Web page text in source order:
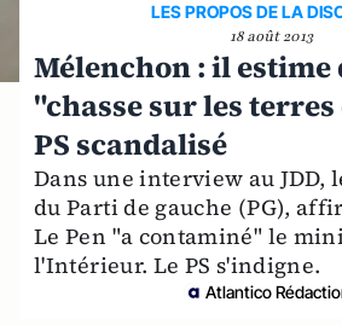
LES PROPOS DE LA
18 août 2013
Mélenchon : il estime
"chasse sur les terres
PS scandalisé
Dans une interview au JDD,
du Parti de gauche (PG),
Le Pen "a contaminé" le
l'Intérieur. Le PS s'indigne.
Atlantico